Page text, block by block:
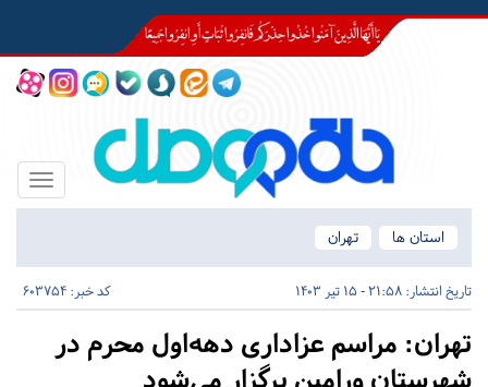
Toggle
استان ها
تهران
تاریخ انتشار: 21:58 - 15 تیر 1403 کد خبر: 603754
تهران: مراسم عزاداری دهه‌اول محرم در